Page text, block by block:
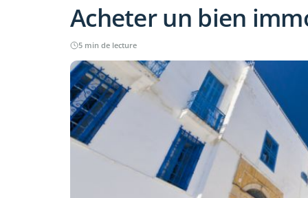
Acheter un bien
5 min de lecture